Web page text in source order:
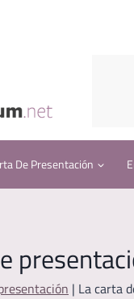
De Presentación
| La carta